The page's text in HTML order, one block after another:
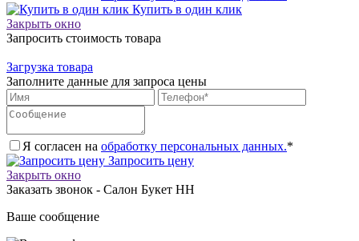
Купить в один клик
Закрыть окно
Запросить стоимость товара
Загрузка товара
Заполните данные для запроса цены
Я согласен на обработку персональных данных.*
Запросить цену
Закрыть окно
Заказать звонок - Салон Букет НН
Ваше сообщение